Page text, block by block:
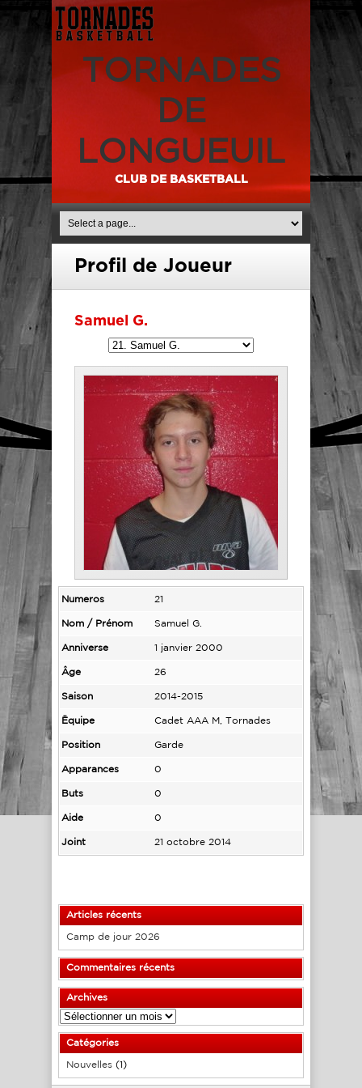
TORNADES
DE
LONGUEUIL
CLUB DE BASKETBALL
Profil de Joueur
Samuel G.
Numeros 21
Nom / Prénom Samuel G.
Anniverse 1 janvier 2000
Âge 26
Saison 2014-2015
Ëquipe Cadet AAA M, Tornades
Position Garde
Apparances 0
Buts 0
Aide 0
Joint 21 octobre 2014
Articles récents
Camp de jour 2026
Commentaires récents
Archives
Archives
Catégories
Nouvelles (1)